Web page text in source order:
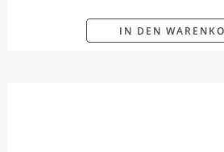
IN DEN